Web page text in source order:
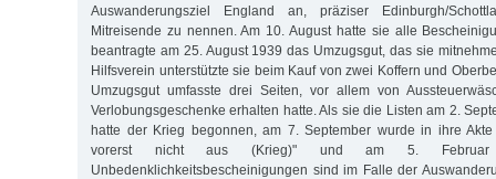
Auswanderungsziel England an, präziser Edinburgh/
Mitreisende zu nennen. Am 10. August hatte sie alle
beantragte am 25. August 1939 das Umzugsgut, das sie
Hilfsverein unterstützte sie beim Kauf von zwei Koffern und
Umzugsgut umfasste drei Seiten, vor allem von
Verlobungsgeschenke erhalten hatte. Als sie die Listen am 2.
hatte der Krieg begonnen, am 7. September wurde in ihre Akte
vorerst nicht aus (Krieg)" und am 5. Februar
Unbedenklichkeitsbescheinigungen sind im Falle der